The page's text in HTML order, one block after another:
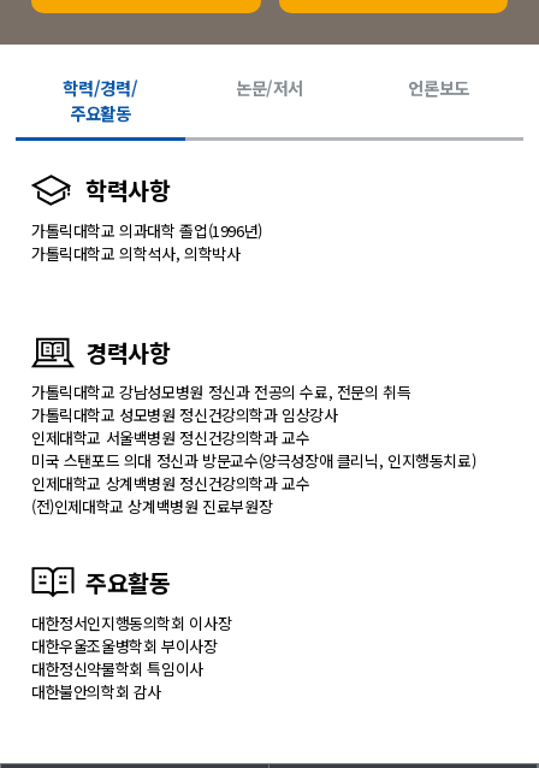
학력/경력/
주요활동
논문/저서 언론보도
학력사항
가톨릭대학교 의과대학 졸업(1996년)
가톨릭대학교 의학석사, 의학박사
경력사항
가톨릭대학교 강남성모병원 정신과 전공의 수료, 전문의 취득
가톨릭대학교 성모병원 정신건강의학과 임상강사
인제대학교 서울백병원 정신건강의학과 교수
미국 스탠포드 의대 정신과 방문교수(양극성장애 클리닉, 인지행동치료)
인제대학교 상계백병원 정신건강의학과 교수
(전)인제대학교 상계백병원 진료부원장
주요활동
대한정서인지행동의학회 이사장
대한우울조울병학회 부이사장
대한정신약물학회 특임이사
대한불안의학회 감사